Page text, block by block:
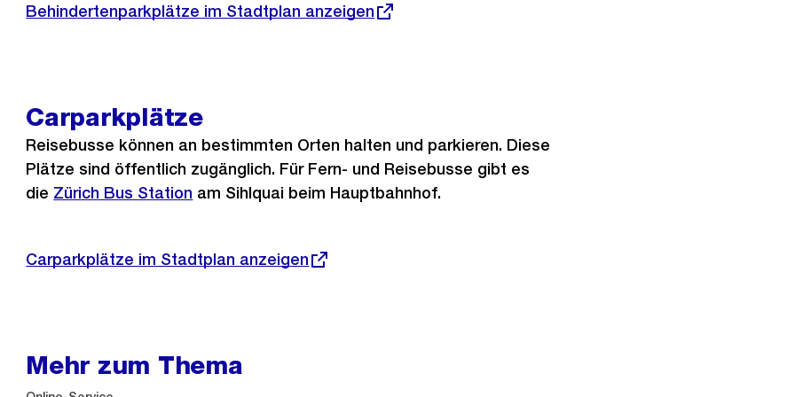
Externer
Link:
Behindertenparkplätze im Stadtplan anzeigen
Carparkplätze
Reisebusse können an bestimmten Orten halten und parkieren. Diese
Plätze sind öffentlich zugänglich. Für Fern- und Reisebusse gibt es
die Zürich Bus Station am Sihlquai beim Hauptbahnhof.
Externer
Link:
Carparkplätze im Stadtplan anzeigen
Mehr zum Thema